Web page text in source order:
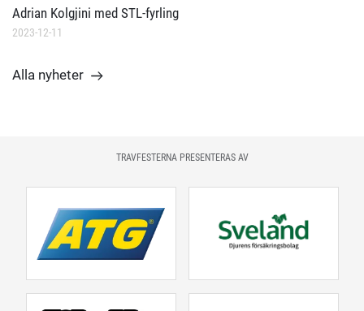
Adrian Kolgjini med STL-fyrling
2023-12-11
Alla nyheter
TRAVFESTERNA PRESENTERAS AV